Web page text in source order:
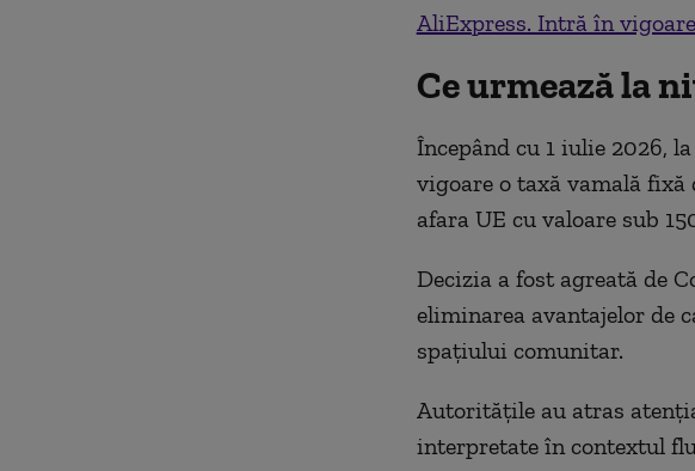
AliExpress. Intră în
Ce urmează la
Începând cu 1 iulie 2026,
vigoare o taxă vamală
afara UE cu valoare sub
Decizia a fost agreată de
eliminarea avantajelor de
spațiului comunitar.
Autoritățile au atras
interpretate în contextul